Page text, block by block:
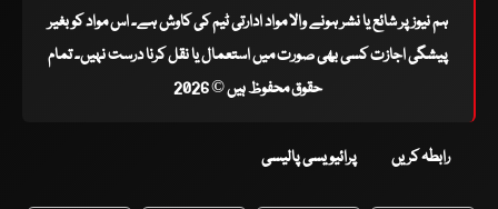
ہم نیوز پر شائع یا نشر ہونے والا مواد ادارتی ٹیم کی کاوش ہے۔ اس مواد کو بغیر
پیشگی اجازت کسی بھی صورت میں استعمال یا نقل کرنا درست نہیں۔ تمام
حقوق محفوظ ہیں © 2026
رابطہ کریں پرائیویسی پالیسی